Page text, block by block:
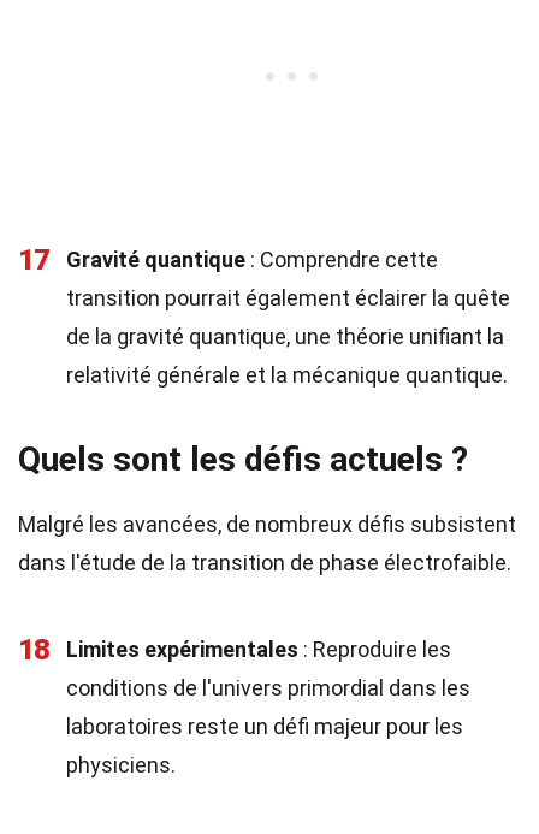
17 Gravité quantique : Comprendre cette
transition pourrait également éclairer la quête
de la gravité quantique, une théorie unifiant la
relativité générale et la mécanique quantique.
Quels sont les défis actuels ?
Malgré les avancées, de nombreux défis subsistent
dans l'étude de la transition de phase électrofaible.
18 Limites expérimentales : Reproduire les
conditions de l'univers primordial dans les
laboratoires reste un défi majeur pour les
physiciens.